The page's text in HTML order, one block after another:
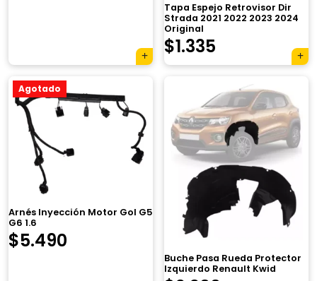
Tapa Espejo Retrovisor Dir
Strada 2021 2022 2023 2024
Original
$1.335
Agotado
Arnés Inyección Motor Gol G5
G6 1.6
$5.490
Buche Pasa Rueda Protector
Izquierdo Renault Kwid
×